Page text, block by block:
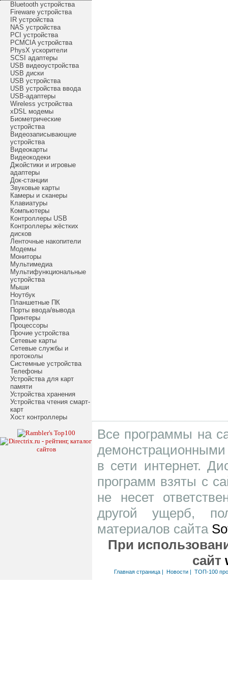
Bluetooth устройства
Fireware устройства
IR устройства
NAS устройства
PCI устройства
PCMCIA устройства
PhysX ускорители
SCSI адаптеры
USB видеоустройства
USB диски
USB устройства
USB устройства ввода
USB-адаптеры
Wireless устройства
xDSL модемы
Биометрические
устройства
Видеозаписывающие
устройства
Видеокарты
Видеокодеки
Джойстики и игровые
адаптеры
Док-станции
Звуковые карты
Камеры и сканеры
Клавиатуры
Компьютеры
Контроллеры USB
Контроллеры жёстких
дисков
Ленточные накопители
Модемы
Мониторы
Мультимедиа
Мультифункциональные
устройства
Мыши
Ноутбук
Планшетные ПК
Порты ввода/вывода
Принтеры
Процессоры
Прочие устройства
Сетевые карты
Сетевые службы и
протоколы
Системные устройства
Телефоны
Устройства для карт
памяти
Устройства хранения
Устройства чтения смарт-
карт
Хост контроллеры
Все программы на
в сети интернет.
программ взяты с
не несет
другой ущерб,
материалов сайта
При
сайт
Главная страница| Новости| ТОП-100